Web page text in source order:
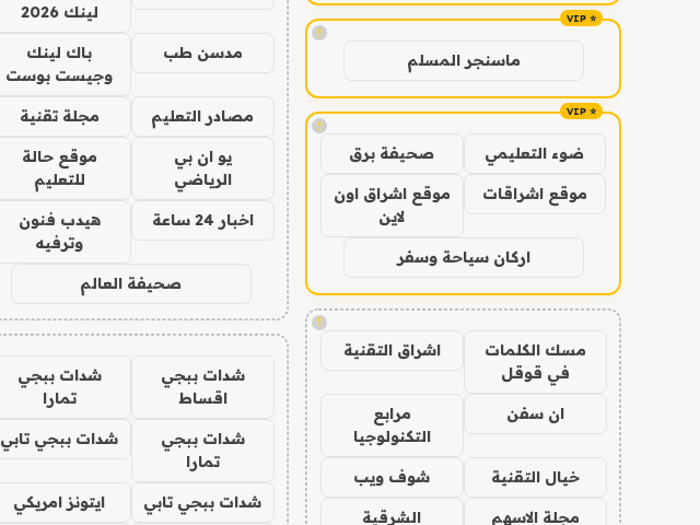
!
ماسنجر المسلم
!
ضوء التعليمي صحيفة برق
موقع اشراقات
موقع اشراق اون
لاين
اركان سياحة وسفر
!
مسك الكلمات
في قوقل
اشراق التقنية
ان سفن
مرابع
التكنولوجيا
خيال التقنية شوف ويب
مجلة الاسهم الشرقية
لينك 2026
مدسن طب
باك لينك
وجيست بوست
مصادر التعليم مجلة تقنية
يو ان بي
الرياضي
موقع حالة
للتعليم
اخبار 24 ساعة
هيدب فنون
وترفيه
صحيفة العالم
شدات ببجي
اقساط
شدات ببجي
تمارا
شدات ببجي
تمارا
شدات ببجي تابي
شدات ببجي تابي ايتونز امريكي